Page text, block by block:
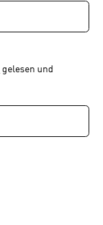
gelesen und